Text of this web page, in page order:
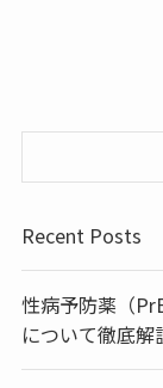
Recent Posts
性病予防薬（
について徹底解